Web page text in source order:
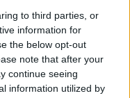
to third parties, or
information for
the below opt-out
note that after your
continue seeing
information utilized by
tourner à droite en
tourner à
jusqu'à l'Hôtel de
l'Égalité pour trouver